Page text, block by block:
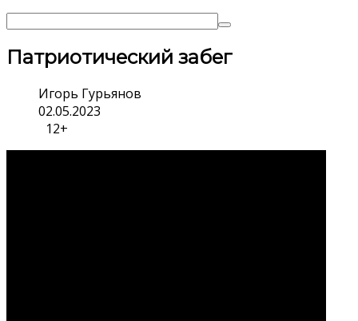
Патриотический забег
Игорь Гурьянов
02.05.2023
12+